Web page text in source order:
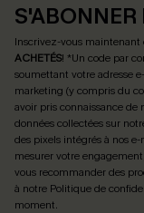
S'ABONNER
Inscrivez-vous
ACHETÉS! *Un code par
soumettant votre adresse
marketing (y compris du
avoir pris connaissance de
données collectées sur
des pixels intégrés à nos
mesurer votre
vous recommander des
à notre Politique de
moment.